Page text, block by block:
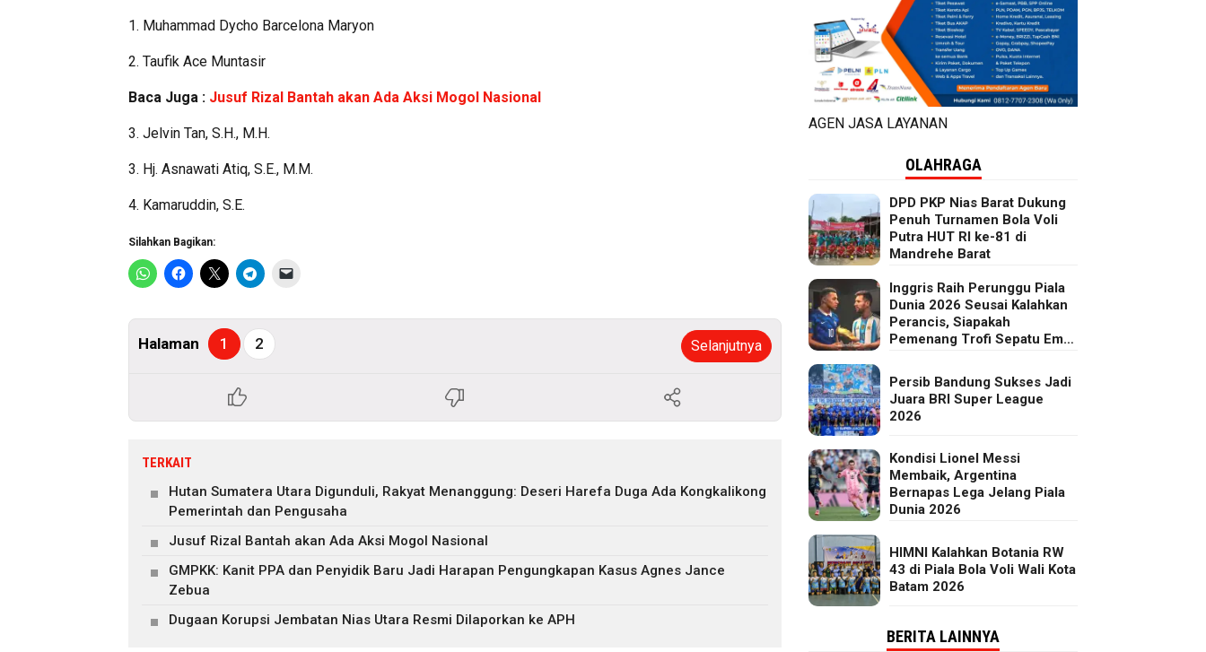
1. Muhammad Dycho Barcelona Maryon
2. Taufik Ace Muntasir
Baca Juga : Jusuf Rizal Bantah akan Ada Aksi Mogol Nasional
3. Jelvin Tan, S.H., M.H.
3. Hj. Asnawati Atiq, S.E., M.M.
4. Kamaruddin, S.E.
Silahkan Bagikan:
Halaman 1 2 Selanjutnya
TERKAIT
Hutan Sumatera Utara Digunduli, Rakyat Menanggung: Deseri Harefa Duga Ada Kongkalikong
Pemerintah dan Pengusaha
Jusuf Rizal Bantah akan Ada Aksi Mogol Nasional
GMPKK: Kanit PPA dan Penyidik Baru Jadi Harapan Pengungkapan Kasus Agnes Jance
Zebua
Dugaan Korupsi Jembatan Nias Utara Resmi Dilaporkan ke APH
AGEN JASA LAYANAN
OLAHRAGA
DPD PKP Nias Barat Dukung
Penuh Turnamen Bola Voli
Putra HUT RI ke-81 di
Mandrehe Barat
Inggris Raih Perunggu Piala
Dunia 2026 Seusai Kalahkan
Perancis, Siapakah
Pemenang Trofi Sepatu Emas
Persib Bandung Sukses Jadi
Juara BRI Super League
2026
Kondisi Lionel Messi
Membaik, Argentina
Bernapas Lega Jelang Piala
Dunia 2026
HIMNI Kalahkan Botania RW
43 di Piala Bola Voli Wali Kota
Batam 2026
BERITA LAINNYA